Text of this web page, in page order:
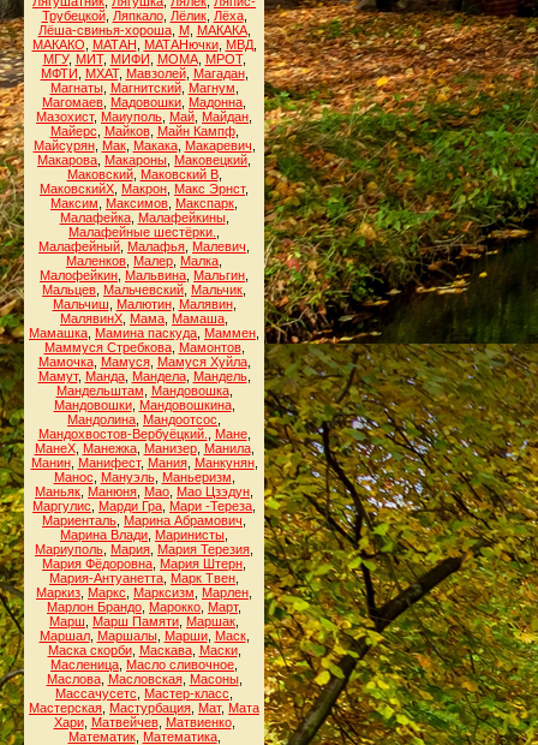
Трубецкой, Ляпкало, Лёлик, Лёха,
Лёша-свинья-хороша, М, МАКАКА,
МАКАКО
МАТАН МАТАНючки, МВД,
МГУ, МИТ, МИФИ МОМА, МРОТ,
МФТИ
МХАТ, Мавзолей, Магадан,
Магнаты, Магнитский, Магнум
Магомаев Мадовошки Мадонна
Мазохист, Маиуполь Май Майдан
Майерс
Майков, Майн Кампф,
Майсурян, Мак, Макака, Макаревич
Макарова Макароны Маковецкий
Маковский, Маковский В,
МаковскийХ Макрон Макс Эрнст,
Максим
Максимов Макспарк
Малафейка, Малафейкины,
Малафейные шестёрки.
Малафейный Малафья Малевич
Маленков Малер Малка
Малофейкин Мальвина Мальгин
Мальцев Мальчевский Мальчик
Мальчиш
Малютин, Малявин,
МалявинХ Мама Мамаша
Мамашка Мамина паскуда Маммен
Маммуся Стребкова, Мамонтов,
Мамочка, Мамуся, Мамуся Хуйла,
Мамут, Манда, Мандела, Мандель,
Мандельштам
Мандовошка,
Мандовошки, Мандовошкина,
Мандолина Мандоотсос
Мандохвостов-Вербуёцкий.
Мане,
МанеХ, Манежка, Манизер, Манила,
Манин, Манифест, Мания, Манкунян,
Манос
Мануэль, Маньеризм
Маньяк Манюня Мао Мао Цзэдун
Маргулис
Марди Гра Мари -Тереза
Мариенталь Марина Абрамович
Марина Влади Маринисты
Мариуполь Мария Мария Терезия
Мария Фёдоровна Мария Штерн
Мария-Антуанетта Марк Твен
Маркиз Маркс Марксизм Марлен
Марлон Брандо Марокко Март,
Марш
Марш Памяти Маршак
Маршал, Маршалы, Марши, Маск,
Маска скорби, Маскава, Маски,
Масленица Масло сливочное
Маслова, Масловская, Масоны,
Массачусетс
Мастер-класс
Мастерская Мастурбация Мат, Мата
Хари, Матвейчев, Матвиенко,
Математик, Математика,